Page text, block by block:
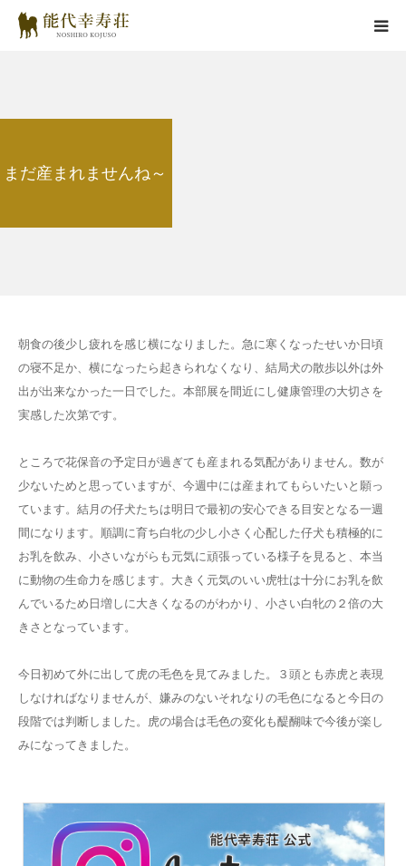
まだ産まれませんね～
朝食の後少し疲れを感じ横になりました。急に寒くなったせいか日頃
の寝不足か、横になったら起きられなくなり、結局犬の散歩以外は外
出が出来なかった一日でした。本部展を間近にし健康管理の大切さを
実感した次第です。
ところで花保音の予定日が過ぎても産まれる気配がありません。数が
少ないためと思っていますが、今週中には産まれてもらいたいと願っ
ています。結月の仔犬たちは明日で最初の安心できる目安となる一週
間になります。順調に育ち白牝の少し小さく心配した仔犬も積極的に
お乳を飲み、小さいながらも元気に頑張っている様子を見ると、本当
に動物の生命力を感じます。大きく元気のいい虎牡は十分にお乳を飲
んでいるため日増しに大きくなるのがわかり、小さい白牝の２倍の大
きさとなっています。
今日初めて外に出して虎の毛色を見てみました。３頭とも赤虎と表現
しなければなりませんが、嫌みのないそれなりの毛色になると今日の
段階では判断しました。虎の場合は毛色の変化も醍醐味で今後が楽し
みになってきました。
在舎犬情報
里親情報
お役立ちコラム
お問い合わせ